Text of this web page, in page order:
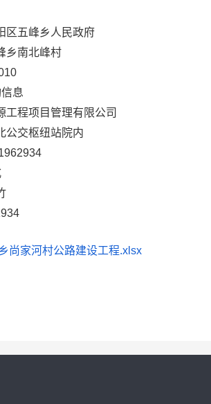
区五峰乡人民政府
乡南北峰村
息
工程项目管理有限公司
公交枢纽站院内
尚家河村公路建设工程.xlsx